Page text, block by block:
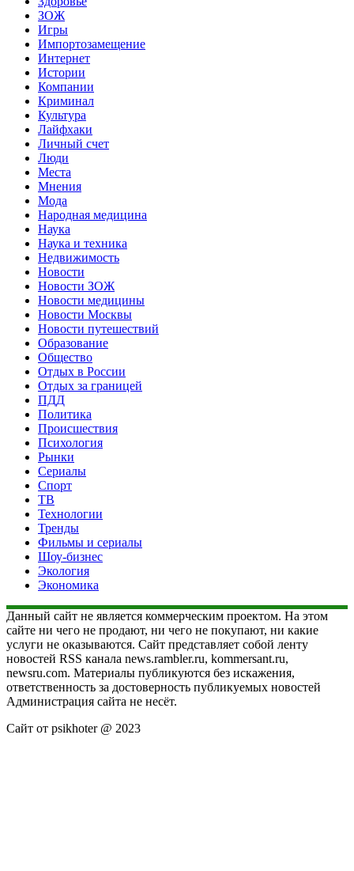
ЗОЖ
Игры
Импортозамещение
Интернет
Истории
Компании
Криминал
Культура
Лайфхаки
Личный счет
Люди
Места
Мнения
Мода
Народная медицина
Наука
Наука и техника
Недвижимость
Новости
Новости ЗОЖ
Новости медицины
Новости Москвы
Новости путешествий
Образование
Общество
Отдых в России
Отдых за границей
ПДД
Политика
Происшествия
Психология
Рынки
Сериалы
Спорт
ТВ
Технологии
Тренды
Фильмы и сериалы
Шоу-бизнес
Экология
Экономика
Данный сайт не является коммерческим проектом. На этом
сайте ни чего не продают, ни чего не покупают, ни какие
услуги не оказываются. Сайт представляет собой ленту
новостей RSS канала news.rambler.ru, kommersant.ru,
newsru.com. Материалы публикуются без искажения,
ответственность за достоверность публикуемых новостей
Администрация сайта не несёт.
Сайт от psikhoter @ 2023